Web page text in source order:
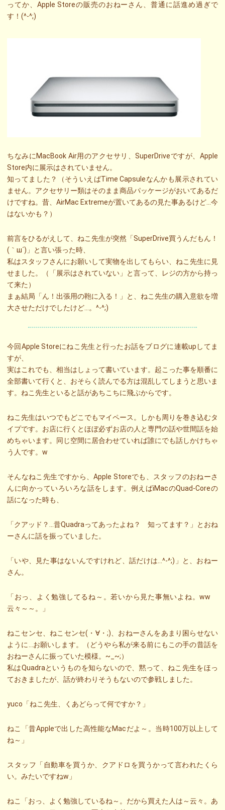
ってか、Apple Storeの販売のおねーさん、普通に話進め過ぎで
す！(^-^;)
ちなみにMacBook Air用のアクセサリ、SuperDriveですが、Apple
Store内に展示はされていません。
知ってました？（そういえばTime Capsuleなんかも展示されてい
ません。アクセサリー類はそのまま商品パッケージがおいてあるだ
けですね。昔、AirMac Extremeが置いてあるの見た事あるけど…今
はないかも？）
前言をひるがえして、ねこ先生が突然「SuperDrive買うんだもん！
(｀ш´)」と言い張った時、
私はスタッフさんにお願いして実物を出してもらい、ねこ先生に見
せました。（「展示はされていない」と言って、レジの方から持っ
て来た）
まぁ結局「ん！出張用の鞄に入る！」と、ねこ先生の購入意欲を増
大させただけでしたけど…。^-^;)
今回Apple Storeにねこ先生と行ったお話をブログに連載upしてま
すが、
実はこれでも、相当はしょって書いています。起こった事を順番に
全部書いて行くと、おそらく読んでる方は混乱してしまうと思いま
す。ねこ先生といると話があちこちに飛ぶからです。
ねこ先生はいつでもどこでもマイペース。しかも周りを巻き込むタ
イプです。お店に行くとほぼ必ずお店の人と専門の話や世間話を始
めちゃいます。同じ空間に居合わせていれば誰にでも話しかけちゃ
う人です。w
そんなねこ先生ですから、Apple Storeでも、スタッフのおねーさ
んに向かっていろいろな話をします。例えばiMacのQuad-Coreの
話になった時も、
「クアッド？…昔Quadraってあったよね？ 知ってます？」とおね
ーさんに話を振っていました。
「いや、見た事はないんですけれど、話だけは…^-^;)」と、おねー
さん。
「おっ、よく勉強してるね～。若いから見た事無いよね。ww
云々～～。」
ねこセンセ、ねこセンセ(・∀・;)、おねーさんをあまり困らせない
ように…お願いします。（どうやら私が来る前にもこの手の昔話を
おねーさんに振っていた模様。~_~;）
私はQuadraというものを知らないので、黙って、ねこ先生をほっ
ておきましたが、話が終わりそうもないので参戦しました。
yuco「ねこ先生、くあどらって何ですか？」
ねこ「昔Appleで出した高性能なMacだよ～。当時100万以上して
ね～」
スタッフ「自動車を買うか、クアドロを買うかって言われたくら
い。みたいですねw」
ねこ「おっ、よく勉強しているね～。だから買えた人は～云々。あ